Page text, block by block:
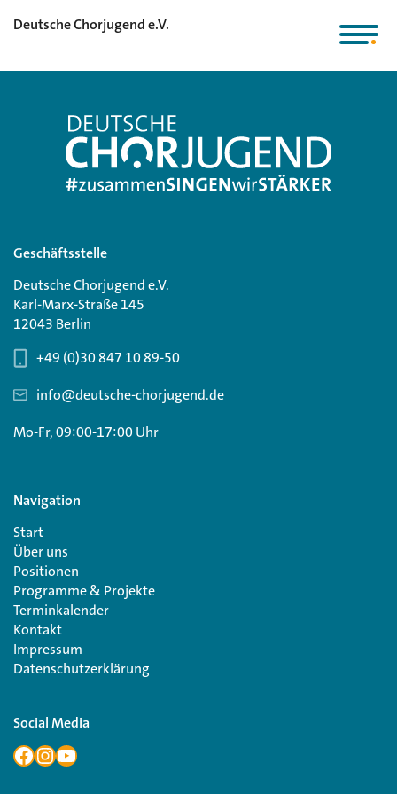
Deutsche Chorjugend e.V.
Geschäftsstelle
Deutsche Chorjugend e.V.
Karl-Marx-Straße 145
12043 Berlin
+49 (0)30 847 10 89-50
info@deutsche-chorjugend.de
Mo-Fr, 09:00-17:00 Uhr
Navigation
Start
Über uns
Positionen
Programme & Projekte
Terminkalender
Kontakt
Impressum
Datenschutzerklärung
Social Media